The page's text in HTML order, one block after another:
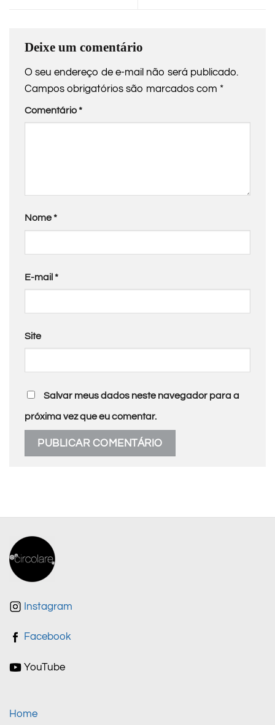
Deixe um comentário
O seu endereço de e-mail não será publicado.
Campos obrigatórios são marcados com *
Comentário*
Nome*
E-mail*
Site
Salvar meus dados neste navegador para a
próxima vez que eu comentar.
Instagram
Facebook
YouTube
Home